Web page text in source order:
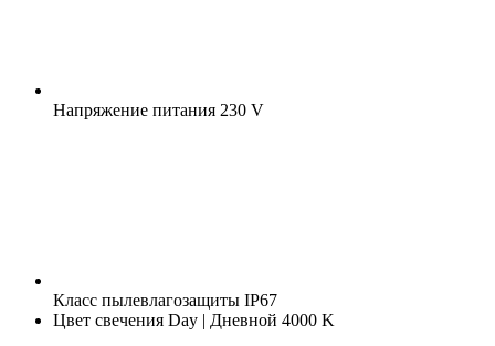
Напряжение питания 230 V
Класс пылевлагозащиты IP67
Цвет свечения Day | Дневной 4000 K